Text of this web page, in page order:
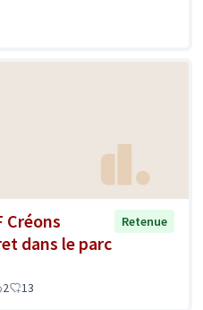
Créons
dans le parc
Retenue
2 13